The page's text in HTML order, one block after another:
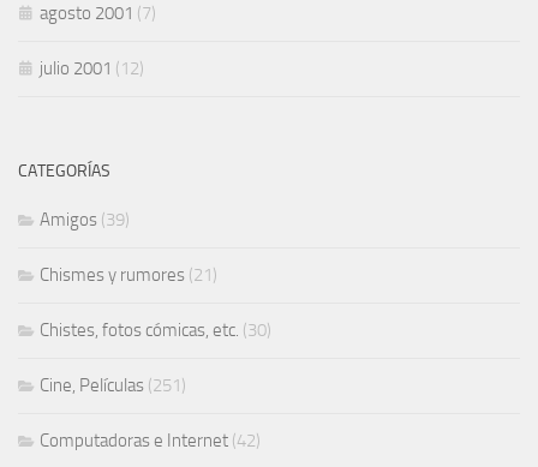
agosto 2001 (7)
julio 2001 (12)
CATEGORÍAS
Amigos (39)
Chismes y rumores (21)
Chistes, fotos cómicas, etc. (30)
Cine, Películas (251)
Computadoras e Internet (42)